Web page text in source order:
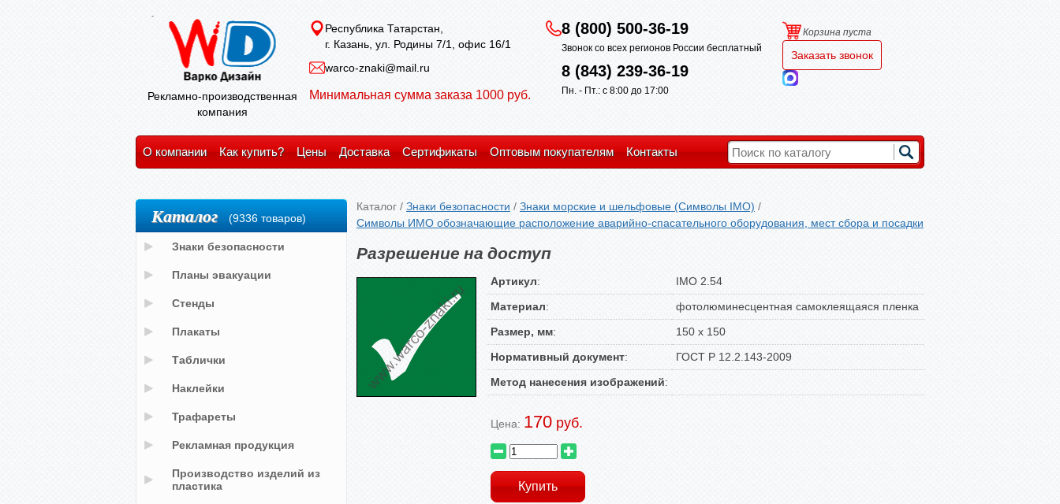
Рекламно-производственная
компания
Республика Татарстан,
г. Казань, ул. Родины 7/1, офис 16/1
warco-znaki@mail.ru
Минимальная сумма заказа 1000 руб.
8 (800) 500-36-19
Звонок со всех регионов России бесплатный
8 (843) 239-36-19
Пн. - Пт.: с 8:00 до 17:00
Корзина пуста
Заказать звонок
О компании Как купить? Цены Доставка Сертификаты Оптовым покупателям Контакты
Каталог / Знаки безопасности / Знаки морские и шельфовые (Символы IMO) /
Символы ИМО обозначающие расположение аварийно-спасательного оборудования, мест сбора и посадки
Разрешение на доступ
Артикул:
IMO 2.54
Материал:
фотолюминесцентная самоклеящаяся пленка
Размер, мм:
150 х 150
Нормативный документ:
ГОСТ Р 12.2.143-2009
Метод нанесения изображений:
Цена: 170 руб.
Каталог (9336 товаров)
Знаки безопасности
Планы эвакуации
Стенды
Плакаты
Таблички
Наклейки
Трафареты
Рекламная продукция
Производство изделий из
пластика